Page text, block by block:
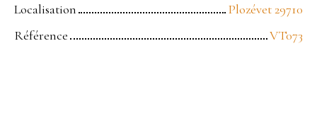
Localisation
Plozévet 29710
Référence
VT073